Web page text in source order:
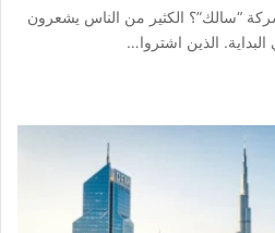
“سالك”؟ الكثير من الناس يشعرون
البداية. الذين اشتروا…